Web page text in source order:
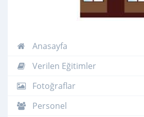
Anasayfa
Verilen Eğitimler
Fotoğraflar
Personel